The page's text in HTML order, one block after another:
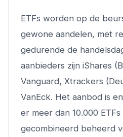
ETFs worden op de
gewone aandelen, met
gedurende de
aanbieders zijn iShares
Vanguard, Xtrackers
VanEck. Het aanbod is
er meer dan 10.000
gecombineerd beheerd